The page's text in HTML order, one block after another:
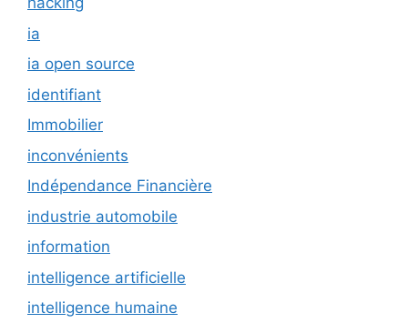
ia
ia open source
identifiant
Immobilier
inconvénients
Indépendance Financière
industrie automobile
information
intelligence artificielle
intelligence humaine